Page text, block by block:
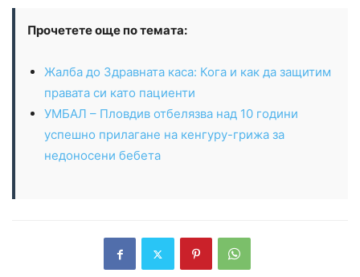
Прочетете още по темата:
Жалба до Здравната каса: Кога и как да защитим
правата си като пациенти
УМБАЛ – Пловдив отбелязва над 10 години
успешно прилагане на кенгуру-грижа за
недоносени бебета